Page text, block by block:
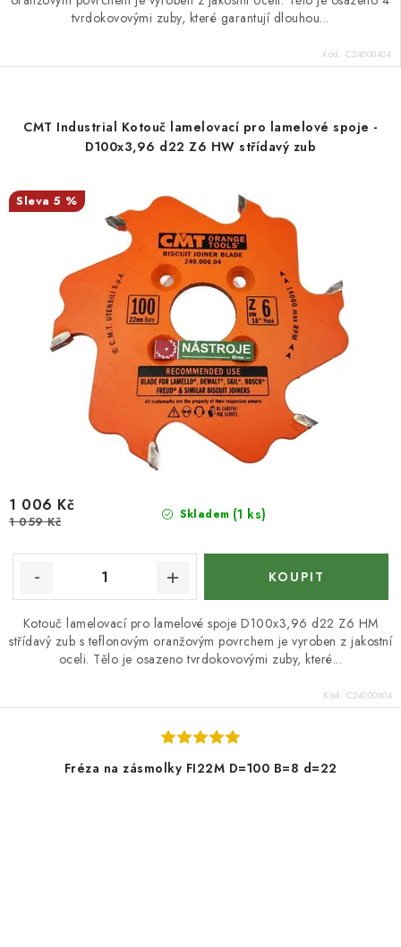
tvrdokovovými zuby, které garantují dlouhou...
Kód: C24000404
CMT Industrial Kotouč lamelovací pro lamelové spoje -
D100x3,96 d22 Z6 HW střídavý zub
5 %
Skladem (1 ks)
1 006 Kč
1 059 Kč
Kotouč lamelovací pro lamelové spoje D100x3,96 d22 Z6 HM
střídavý zub s teflonovým oranžovým povrchem je vyroben z jakostní
oceli. Tělo je osazeno tvrdokovovými zuby, které...
Kód: C24000604
Fréza na zásmolky FI22M D=100 B=8 d=22